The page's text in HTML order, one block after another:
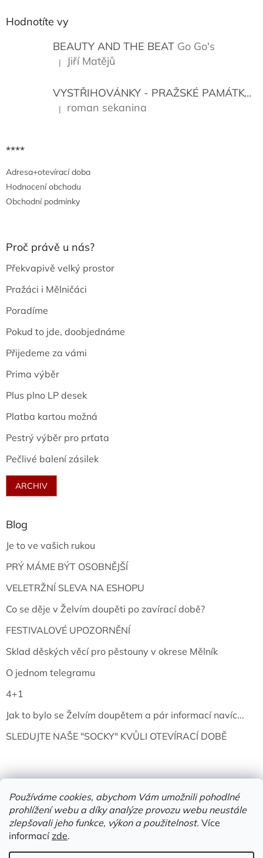
Používáme cookies, abychom Vám umožnili pohodlné
prohlížení webu a díky analýze provozu webu neustále
zlepšovali jeho funkce, výkon a použitelnost. Více
informacízde.
k
p
i
Hodnotíte vy
BEAUTY AND THE BEAT Go Go's
Hodnocení produktu je 5 z 5 hvězdiček.
| Jiří Matějů
VYSTŘIHOVÁNKY - PRAŽSKÉ PAMÁTKY
Hodnocení produktu je 5 z 5 hvězdiček.
| roman sekanina
****
Adresa+otevírací doba
Hodnocení obchodu
Obchodní podmínky
Proč právě u nás?
Překvapivě velký prostor
Pražáci i Mělničáci
Poradíme
Pokud to jde, doobjednáme
Přijedeme za vámi
Prima výběr
Plus plno LP desek
Platba kartou možná
Pestrý výběr pro prťata
Pečlivé balení zásilek
ARCHIV
Blog
Je to ve vašich rukou
PRÝ MÁME BÝT OSOBNĚJŠÍ
VELETRŽNÍ SLEVA NA ESHOPU
Co se děje v Želvím doupěti po zavírací době?
FESTIVALOVÉ UPOZORNĚNÍ
Sklad děských věcí pro pěstouny v okrese Mělník
O jednom telegramu
4+1
Jak to bylo se Želvím doupětem a pár informací navíc...
SLEDUJTE NAŠE "SOCKY" KVŮLI OTEVÍRACÍ DOBĚ